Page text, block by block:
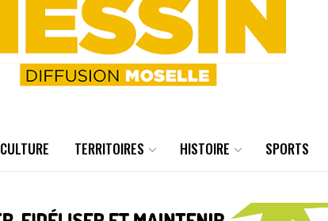
CULTURE TERRITOIRES HISTOIRE SPORTS